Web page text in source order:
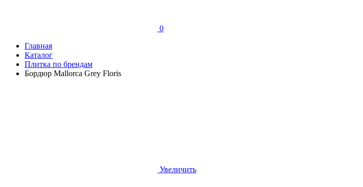
0
Главная
Каталог
Плитка по брендам
Бордюр Mallorca Grey Floris
Увеличить